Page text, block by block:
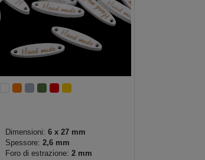
Dimensioni: 6 x 27 mm
Spessore: 2,6 mm
Foro di estrazione: 2 mm